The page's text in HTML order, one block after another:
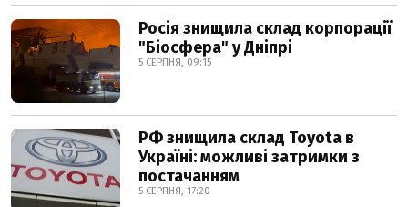
Росія знищила склад корпорації
"Біосфера" у Дніпрі
5 СЕРПНЯ, 09:15
РФ знищила склад Toyota в
Україні: можливі затримки з
постачанням
5 СЕРПНЯ, 17:20